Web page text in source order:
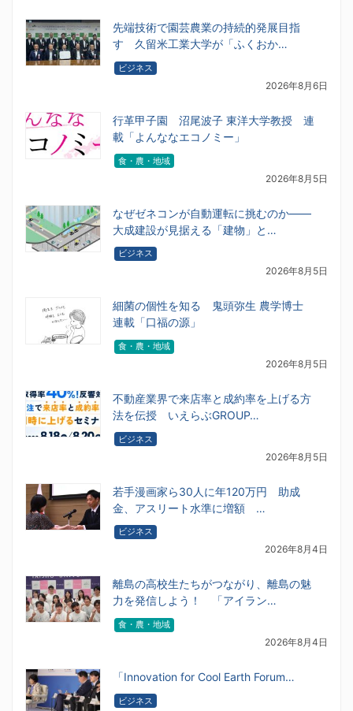
先端技術で園芸農業の持続的発展目指
す 久留米工業大学が「ふくおか…
ビジネス
2026年8月6日
行革甲子園 沼尾波子 東洋大学教授 連
載「よんななエコノミー」
食・農・地域
2026年8月5日
なぜゼネコンが自動運転に挑むのか――
大成建設が見据える「建物」と…
ビジネス
2026年8月5日
細菌の個性を知る 鬼頭弥生 農学博士
連載「口福の源」
食・農・地域
2026年8月5日
不動産業界で来店率と成約率を上げる方
法を伝授 いえらぶGROUP…
ビジネス
2026年8月5日
若手漫画家ら30人に年120万円 助成
金、アスリート水準に増額 …
ビジネス
2026年8月4日
離島の高校生たちがつながり、離島の魅
力を発信しよう！ 「アイラン…
食・農・地域
2026年8月4日
「Innovation for Cool Earth Forum…
ビジネス